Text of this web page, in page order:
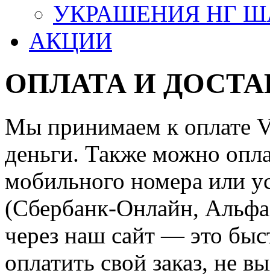
УКРАШЕНИЯ НГ
АКЦИИ
ОПЛАТА И
Мы принимаем к оплате
деньги. Также можно
мобильного номера или
(Сбербанк-Онлайн,
через наш сайт — это
оплатить свой заказ, не